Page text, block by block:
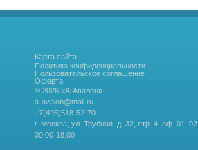
Карта сайта
Политика конфиденциальности
Пользовательское соглашение
Оферта
© 2026 «А-Авалон»
a-avalon@mail.ru
+7(495)518-52-70
г. Москва, ул. Трубная, д. 32, стр. 4, оф. 01, 02.
09.00-18.00